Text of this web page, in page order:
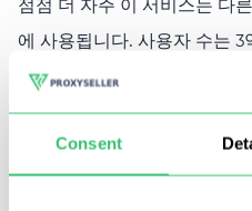
Consent
점점 더 자주 이 서비스는 다
에 사용됩니다. 사용자 수는 3
트워크에서 서버를 홍보하는
웨어 (봇)를 사용하는 것이며,
니다.